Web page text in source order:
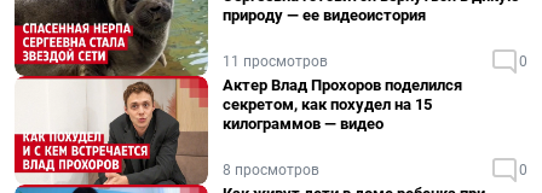
природу — ее видеоистория
11 просмотров 0
Актер Влад Прохоров поделился
секретом, как похудел на 15
килограммов — видео
8 просмотров 0